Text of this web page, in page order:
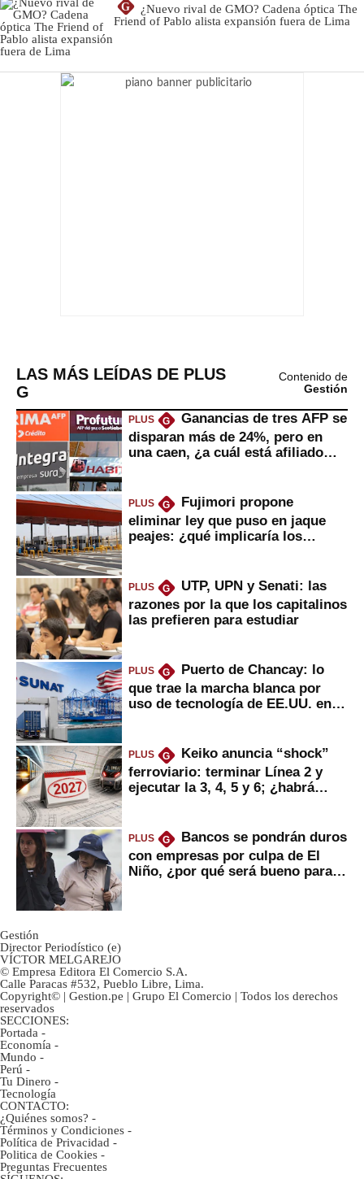
G
¿Nuevo rival de GMO? Cadena óptica The
Friend of Pablo alista expansión fuera de Lima
LAS MÁS LEÍDAS DE PLUS
G
Contenido de
Gestión
PLUS G
Ganancias de tres AFP se
disparan más de 24%, pero en
una caen, ¿a cuál está afiliado
PLUS G
Fujimori propone
eliminar ley que puso en jaque
peajes: ¿qué implicaría los
PLUS G
UTP, UPN y Senati: las
razones por la que los capitalinos
las prefieren para estudiar
PLUS G
Puerto de Chancay: lo
que trae la marcha blanca por
uso de tecnología de EE.UU. en
PLUS G
Keiko anuncia “shock”
ferroviario: terminar Línea 2 y
ejecutar la 3, 4, 5 y 6; ¿habrá
PLUS G
Bancos se pondrán duros
con empresas por culpa de El
Niño, ¿por qué será bueno para
Gestión
Director Periodístico (e)
VÍCTOR MELGAREJO
© Empresa Editora El Comercio S.A.
Calle Paracas #532, Pueblo Libre, Lima.
Copyright© | Gestion.pe | Grupo El Comercio | Todos los derechos
reservados
SECCIONES:
Portada -
Economía -
Mundo -
Perú -
Tu Dinero -
Tecnología
CONTACTO:
¿Quiénes somos? -
Términos y Condiciones -
Política de Privacidad -
Politica de Cookies -
Preguntas Frecuentes